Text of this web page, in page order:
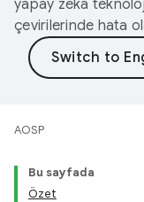
yapay zeka
çevirilerinde hata
AOSP
Bu sayfada
Özet